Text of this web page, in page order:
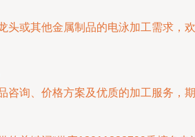
头或其他金属制品的电泳加工需求，欢
咨询、价格方案及优质的加工服务，期